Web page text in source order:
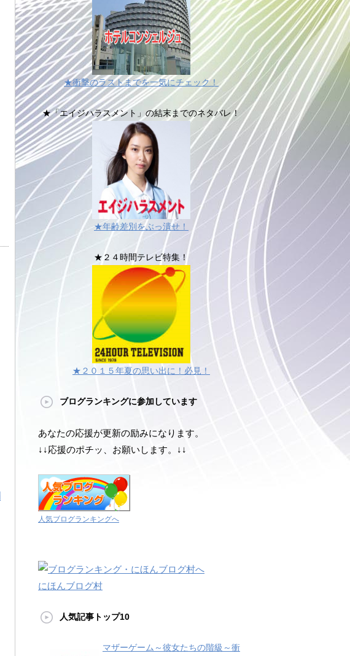
★衝撃のラストまでを一気にチェック！
★「エイジハラスメント」の結末までのネタバレ！
★年齢差別をぶっ潰せ！
★２４時間テレビ特集！
★２０１５年夏の思い出に！必見！
ブログランキングに参加しています
あなたの応援が更新の励みになります。
↓↓応援のポチッ、お願いします。↓↓
人気ブログランキングへ
にほんブログ村
人気記事トップ10
マザーゲーム～彼女たちの階級～衝